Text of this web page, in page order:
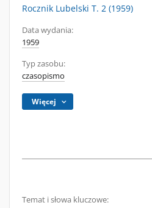
Rocznik Lubelski T. 2 (1959)
Data wydania:
1959
Typ zasobu:
czasopismo
Więcej
Temat i słowa kluczowe: